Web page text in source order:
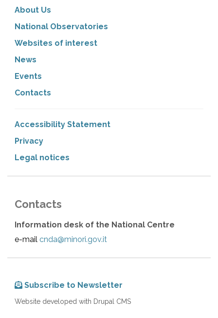
About Us
National Observatories
Websites of interest
News
Events
Contacts
Accessibility Statement
Privacy
Legal notices
Contacts
Information desk of the National Centre
e-mail cnda@minori.gov.it
Subscribe to Newsletter
Website developed with Drupal CMS